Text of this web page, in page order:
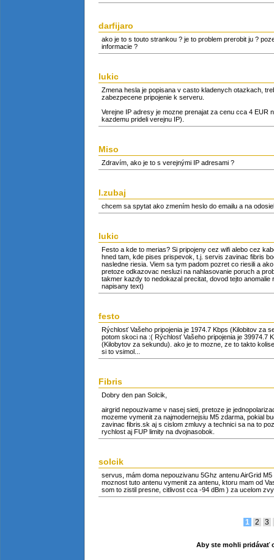
darfijaro
ako je to s touto strankou ? je to problem prerobit ju ?
informacie ?
lukic
Zmena hesla je popisana v casto kladenych otazkach,
zabezpecene pripojenie k serveru.
Verejne IP adresy je mozne prenajat za cenu cca 4 EUR
kazdemu prideli verejnu IP).
Miso
Zdravím, ako je to s verejnými IP adresami ?
l.zubaj
chcem sa spytat ako zmením heslo do emailu a na
lukic
Festo a kde to merias? Si pripojeny cez wifi alebo cez
hned tam, kde pises prispevok, t.j. servis zavinac fibris
nasledne riesia. Viem sa tym padom pozret co riesili a
pretoze odkazovac nesluzi na nahlasovanie poruch a
takmer kazdy to nedokazal precitat, dovod tejto
napisany text)
festo
Rýchlosť Vašeho pripojenia je 1974.7 Kbps (Kilobitov za
potom skoci na :( Rýchlosť Vašeho pripojenia je 39974.7
(Kilobytov za sekundu). ako je to mozne, ze to takto
si to vsimol...
Fibris
Dobry den pan Solcik,
airgrid nepouzivame v nasej sieti, pretoze je
mozeme vymenit za najmodernejsiu M5 zdarma, pokial
zavinac fibris.sk aj s cislom zmluvy a technici sa na to
rychlost aj FUP limity na dvojnasobok.
solcik
servus, mám doma nepouzivanu 5Ghz antenu AirGrid
moznost tuto antenu vymenit za antenu, ktoru mam od
som to zistil presne, citlivost cca -94 dBm ) za ucelom
1 2 3
Aby ste mohli pridávať